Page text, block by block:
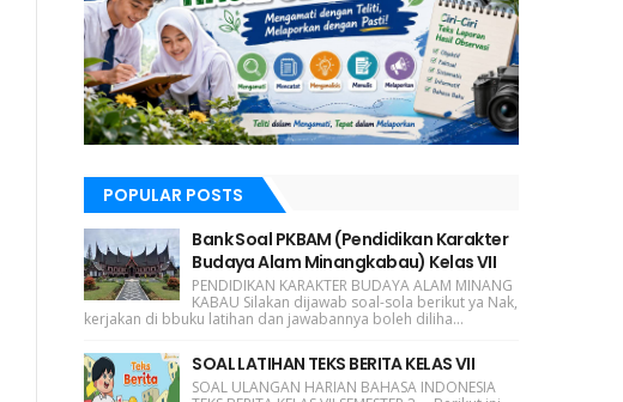
POPULAR POSTS
Bank Soal PKBAM (Pendidikan Karakter
Budaya Alam Minangkabau) Kelas VII
PENDIDIKAN KARAKTER BUDAYA ALAM MINANG
KABAU Silakan dijawab soal-sola berikut ya Nak,
kerjakan di bbuku latihan dan jawabannya boleh diliha...
SOAL LATIHAN TEKS BERITA KELAS VII
SOAL ULANGAN HARIAN BAHASA INDONESIA